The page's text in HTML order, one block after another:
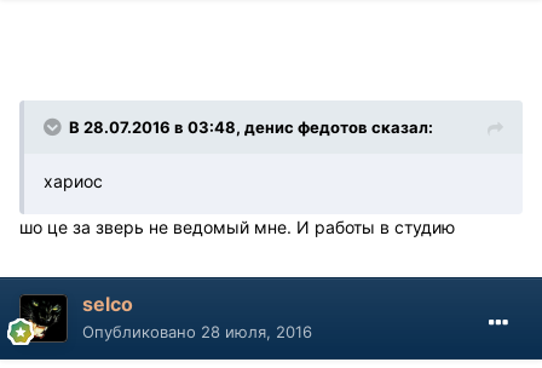
В 28.07.2016 в 03:48, денис федотов сказал:
хариос
шо це за зверь не ведомый мне. И работы в студию
selco
Опубликовано 28 июля, 2016